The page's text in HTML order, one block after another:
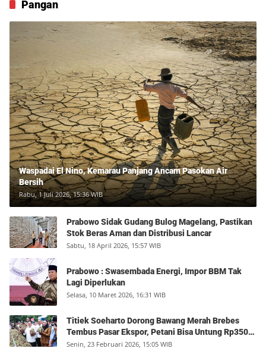
Pangan
Waspadai El Nino, Kemarau Panjang Ancam Pasokan Air
Bersih
Rabu, 1 Juli 2026, 15:36 WIB
Prabowo Sidak Gudang Bulog Magelang, Pastikan
Stok Beras Aman dan Distribusi Lancar
Sabtu, 18 April 2026, 15:57 WIB
Prabowo : Swasembada Energi, Impor BBM Tak
Lagi Diperlukan
Selasa, 10 Maret 2026, 16:31 WIB
Titiek Soeharto Dorong Bawang Merah Brebes
Tembus Pasar Ekspor, Petani Bisa Untung Rp350
Juta per Hektare
Senin, 23 Februari 2026, 15:05 WIB